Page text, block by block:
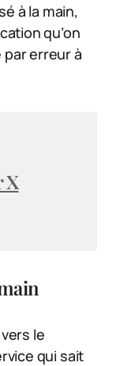
à la main,
qu’on
erreur à
X
le
qui sait